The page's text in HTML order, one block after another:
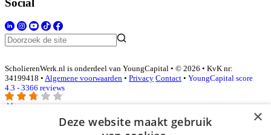
Social
ScholierenWerk.nl is onderdeel van YoungCapital • © 2026 • KvK nr:
34199418 • Algemene voorwaarden • Privacy Contact • YoungCapital score
4.3 - 3366 reviews
×
Deze website maakt gebruik